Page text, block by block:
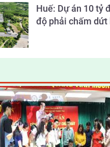
Huế: Dự án 10 tỷ
độ phải chấm dứt